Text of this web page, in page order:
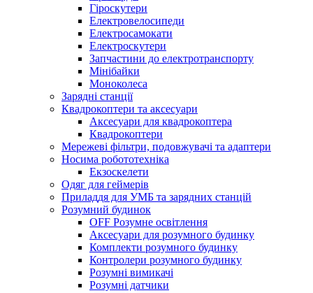
Гіроскутери
Електровелосипеди
Електросамокати
Електроскутери
Запчастини до електротранспорту
Мінібайки
Моноколеса
Зарядні станції
Квадрокоптери та аксесуари
Аксесуари для квадрокоптера
Квадрокоптери
Мережеві фільтри, подовжувачі та адаптери
Носима робототехніка
Екзоскелети
Одяг для геймерів
Приладдя для УМБ та зарядних станцій
Розумний будинок
OFF Розумне освітлення
Аксесуари для розумного будинку
Комплекти розумного будинку
Контролери розумного будинку
Розумні вимикачі
Розумні датчики